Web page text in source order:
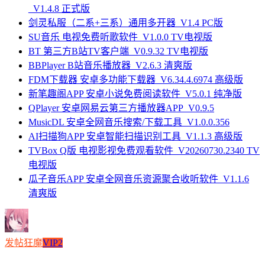
_V1.4.8 正式版
剑灵私服（二系+三系）通用多开器_V1.4 PC版
SU音乐 电视免费听歌软件_V1.0.0 TV电视版
BT 第三方B站TV客户端_V0.9.32 TV电视版
BBPlayer B站音乐播放器_V2.6.3 清爽版
FDM下载器 安卓多功能下载器_V6.34.4.6974 高级版
新笔趣阁APP 安卓小说免费阅读软件_V5.0.1 纯净版
QPlayer 安卓网易云第三方播放器APP_V0.9.5
MusicDL 安卓全网音乐搜索/下载工具_V1.0.0.356
AI扫描狗APP 安卓智能扫描识别工具_V1.1.3 高级版
TVBox Q版 电视影视免费观看软件_V20260730.2340 TV
电视版
瓜子音乐APP 安卓全网音乐资源聚合收听软件_V1.1.6
清爽版
发帖狂魔VIP2